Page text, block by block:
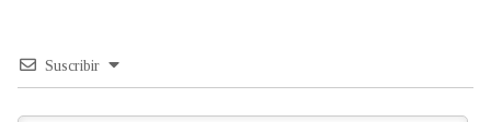
Suscribir